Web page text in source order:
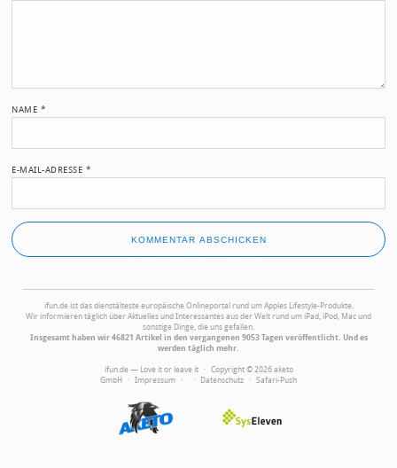
NAME *
E-MAIL-ADRESSE *
ifun.de ist das dienstälteste europäische Onlineportal rund um Apples Lifestyle-Produkte.
Wir informieren täglich über Aktuelles und Interessantes aus der Welt rund um iPad, iPod, Mac und
sonstige Dinge, die uns gefallen.
Insgesamt haben wir 46821 Artikel in den vergangenen 9053 Tagen veröffentlicht. Und es
werden täglich mehr.
ifun.de — Love it or leave it · Copyright © 2026 aketo
GmbH · Impressum · · Datenschutz · Safari-Push